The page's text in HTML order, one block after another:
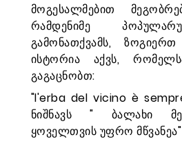
მოგესალმებით
რამდენიმე
გამონათქვამს,
ისტორია აქვს,
გაგაცნობთ:
"l'erba del vi­cino è
ნიშნავს " ბალახი
ყოველთვის უფრო მწვანეა"